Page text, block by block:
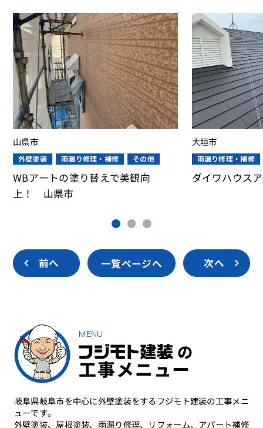
山県市
外壁塗装 雨漏り修理・補修 その他
WBアートの塗り替えで美観向
上！ 山県市
大垣市
雨漏り修理・補修
ダイワハウス
前へ 一覧ページへ 次へ
MENU
の
工事メニュー
岐阜県岐阜市を中心に外壁塗装をするフジモト建装の工事メニ
ューです。
外壁塗装、屋根塗装、雨漏り修理、リフォーム、アパート補修